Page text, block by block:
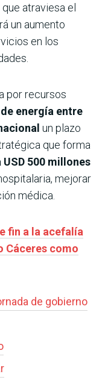
que atraviesa el
un aumento
en los
por recursos
energía entre
un plazo
que forma
500 millones
mejorar
médica.
fin a la acefalía
Cáceres como
de gobierno